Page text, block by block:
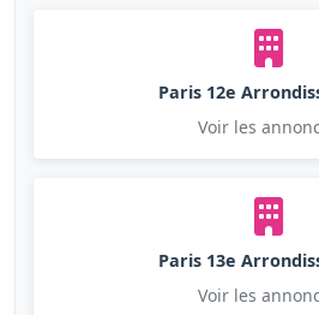
Paris 12e
Voir les
Paris 13e
Voir les